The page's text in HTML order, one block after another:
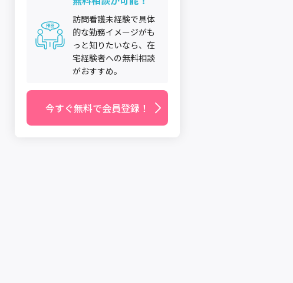
訪問看護未経験で具体
的な勤務イメージがも
っと知りたいなら、在
宅経験者への無料相談
がおすすめ。
今すぐ無料で会員登録！